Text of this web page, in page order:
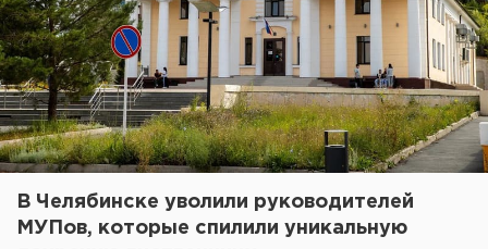
В Челябинске уволили руководителей
МУПов, которые спилили уникальную